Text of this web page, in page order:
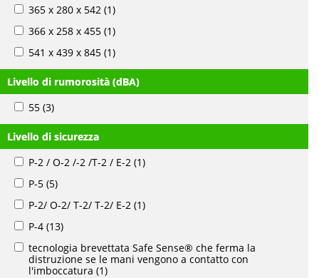
365 x 280 x 542 (1)
366 x 258 x 455 (1)
541 x 439 x 845 (1)
Livello di rumorosità (dBA)
55 (3)
Livello di sicurezza
P-2 / O-2 /-2 /T-2 / E-2 (1)
P-5 (5)
P-2/ O-2/ T-2/ T-2/ E-2 (1)
P-4 (13)
tecnologia brevettata Safe Sense® che ferma la
distruzione se le mani vengono a contatto con
l'imboccatura (1)